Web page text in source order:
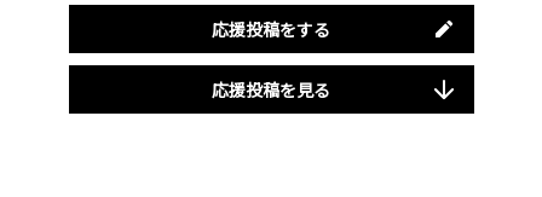
応援投稿をする
応援投稿を見る